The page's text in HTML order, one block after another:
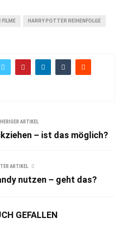
FILME HARRY POTTER REIHENFOLGE
ARTIKEL
– ist das möglich?
ARTIKEL
nutzen – geht das?
GEFALLEN